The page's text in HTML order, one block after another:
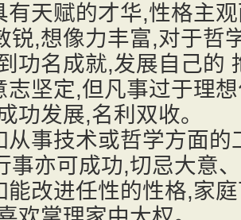
有天赋的才华,性格主
锐,想像力丰富,对于哲
功名成就,发展自己的
志坚定,但凡事过于理
功发展,名利双收。
从事技术或哲学方面
事亦可成功,切忌大意
能改进任性的性格,家